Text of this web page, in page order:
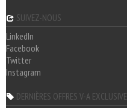
SUIVEZ-NOUS
LinkedIn
Facebook
Twitter
Instagram
DERNIÈRES OFFRES V-A EXCLUSIVE